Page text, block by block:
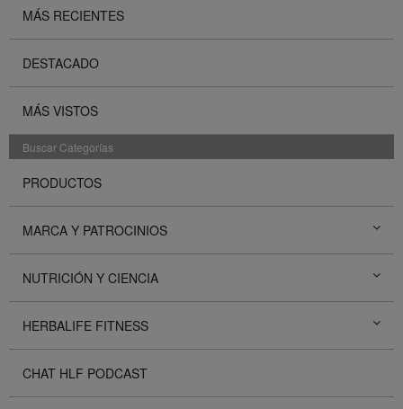
MÁS RECIENTES
DESTACADO
MÁS VISTOS
Buscar Categorías
PRODUCTOS
MARCA Y PATROCINIOS
NUTRICIÓN Y CIENCIA
HERBALIFE FITNESS
CHAT HLF PODCAST